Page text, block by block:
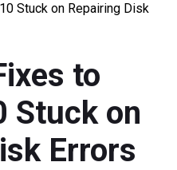
Stuck on Repairing Disk
to
Stuck on
Errors